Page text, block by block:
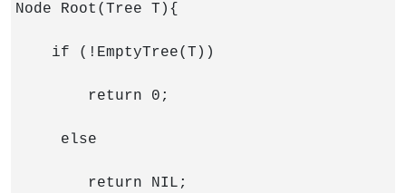
Node Root(Tree T){
    if (!EmptyTree(T))
        return 0;
     else
        return NIL;